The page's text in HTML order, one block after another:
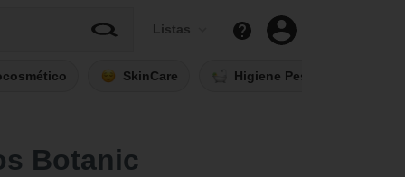
Listas
SkinCare Higiene Pessoal
Botanic